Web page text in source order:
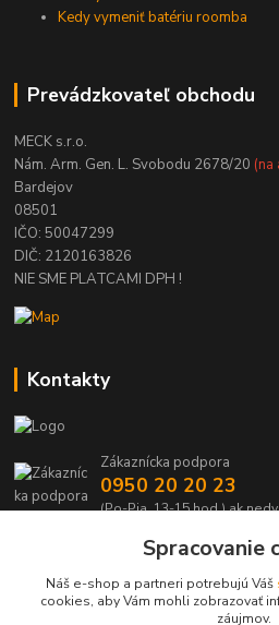
Kedy vymeniť batériu roomba
Prevádzkovateľ obchodu
MECK s.r.o.
Nám. Arm. Gen. L. Svobodu 2678/20 (na
Bardejov
08501
IČO: 50047299
DIČ: 2120163826
NIE SME PLATCAMI DPH !
Kontakty
Zákaznícka podpora
0950 20 20 23
(Po-Pia, 13-15 hod.) ak
info@kabelmanie.skSpracovanie
Náš e-shop a partneri potrebujú Váš
cookies, aby Vám mohli zobrazovať
záujmov.